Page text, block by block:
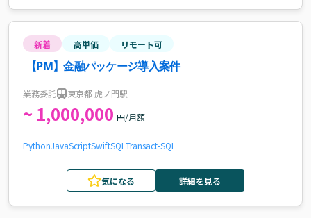
新着 高単価 リモート可
【PM】金融パッケージ導入案件
業務委託 東京都 虎ノ門駅
~ 1,000,000 円/月額
PythonJavaScriptSwiftSQL Transact-SQL
気になる 詳細を見る